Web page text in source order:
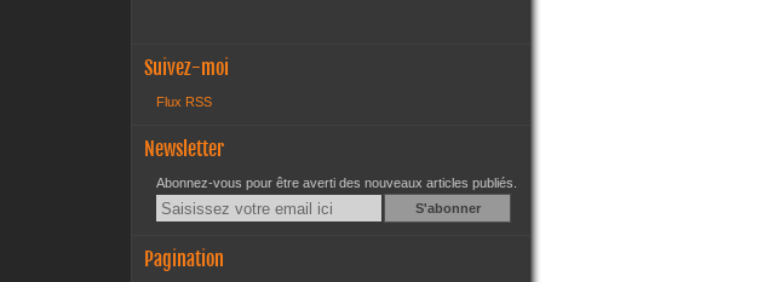
Suivez-moi
Flux RSS
Newsletter
Abonnez-vous pour être averti des nouveaux articles publiés.
Email
Pagination